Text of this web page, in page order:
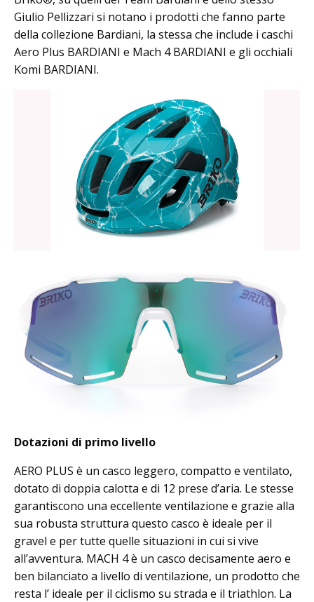
Giulio Pellizzari si notano i prodotti che fanno parte
della collezione Bardiani, la stessa che include i caschi
Aero Plus BARDIANI e Mach 4 BARDIANI e gli occhiali
Komi BARDIANI.
Dotazioni di primo livello
AERO PLUS è un casco leggero, compatto e ventilato,
dotato di doppia calotta e di 12 prese d’aria. Le stesse
garantiscono una eccellente ventilazione e grazie alla
sua robusta struttura questo casco è ideale per il
gravel e per tutte quelle situazioni in cui si vive
all’avventura. MACH 4 è un casco decisamente aero e
ben bilanciato a livello di ventilazione, un prodotto che
resta l’ ideale per il ciclismo su strada e il triathlon. La